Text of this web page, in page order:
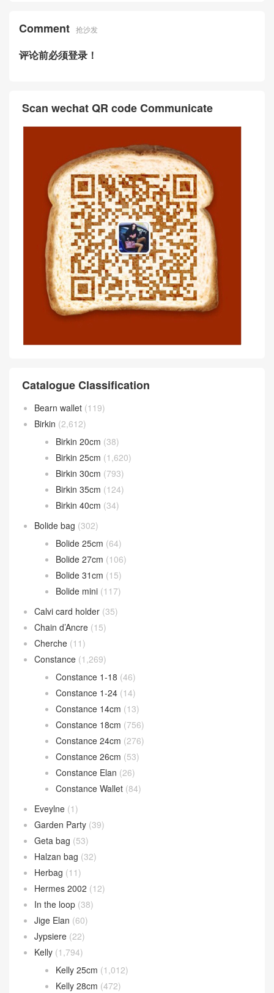
Comment 抢沙发
评论前必须登录！
Scan wechat QR code Communicate
Catalogue Classification
Bearn wallet (119)
Birkin (2,612)
Birkin 20cm (38)
Birkin 25cm (1,620)
Birkin 30cm (793)
Birkin 35cm (124)
Birkin 40cm (34)
Bolide bag (302)
Bolide 25cm (64)
Bolide 27cm (106)
Bolide 31cm (15)
Bolide mini (117)
Calvi card holder (35)
Chain d’Ancre (15)
Cherche (11)
Constance (1,269)
Constance 1-18 (46)
Constance 1-24 (14)
Constance 14cm (13)
Constance 18cm (756)
Constance 24cm (276)
Constance 26cm (53)
Constance Elan (26)
Constance Wallet (84)
Eveylne (1)
Garden Party (39)
Geta bag (53)
Halzan bag (32)
Herbag (11)
Hermes 2002 (12)
In the loop (38)
Jige Elan (60)
Jypsiere (22)
Kelly (1,794)
Kelly 25cm (1,012)
Kelly 28cm (472)